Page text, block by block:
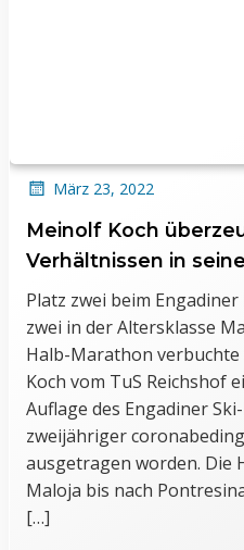
März 23, 2022
Meinolf Koch
Verhältnissen in
Platz zwei beim
zwei in der Altersklasse
Halb-Marathon
Koch vom TuS Reichshof
Auflage des Engadiner
zweijähriger
ausgetragen worden. Die
Maloja bis nach
[…]